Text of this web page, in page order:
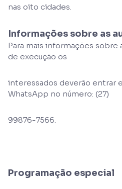
nas oito cidades.
Informações sobre as
Para mais informações sobre
de execução os
interessados deverão entrar
WhatsApp no número: (27)
99876-7566.
Programação especial